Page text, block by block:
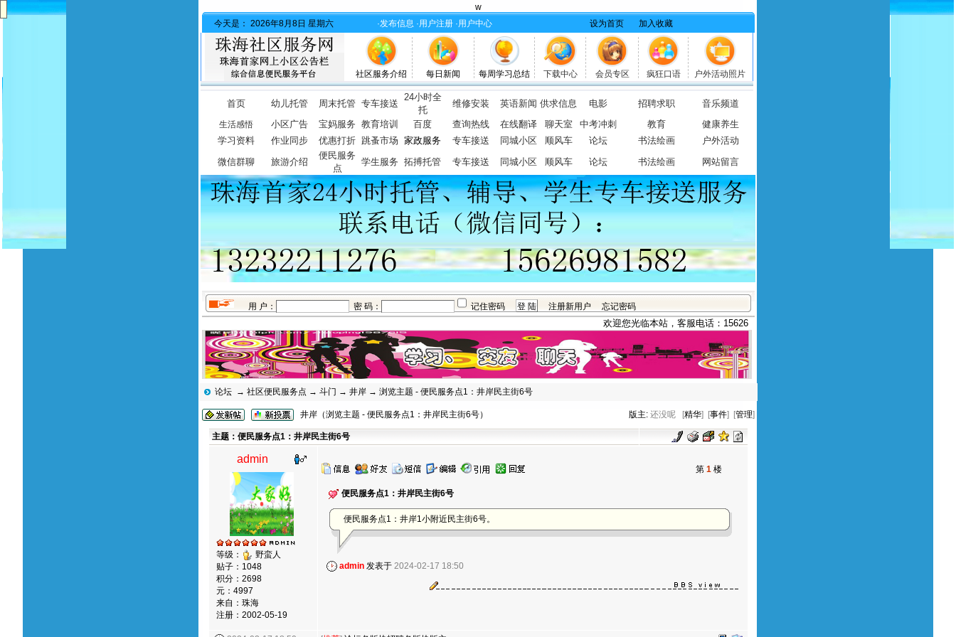
w
今天是： 2026年8月8日 星期六 ·发布信息 ·用户注册 ·用户中心 设为首页 加入收藏
社区服务介绍 每日新闻 每周学习总结 下载中心 会员专区 疯狂口语 户外活动照片
首页 幼儿托管 周末托管 专车接送
24小时全
托
维修安装 英语新闻 供求信息 电影 招聘求职 音乐频道
生活感悟 小区广告 宝妈服务 教育培训 百度 查询热线 在线翻译 聊天室 中考冲刺 教育
健康养生
学习资料
作业同步 优惠打折 跳蚤市场 家政服务 专车接送 同城小区 顺风车 论坛 书法绘画
户外活动
微信群聊
旅游介绍
便民服务
点
学生服务 拓搏托管 专车接送 同城小区 顺风车 论坛 书法绘画 网站留言
用 户： 密 码： 记住密码 注册新用户 忘记密码
欢迎您光临本站，客服电话：15626916642 13232211276
论坛→ 社区便民服务点 → 斗门 → 井岸→ 浏览主题 - 便民服务点1：井岸民主街6号
井岸（浏览主题 - 便民服务点1：井岸民主街6号） 版主: 还没呢 [精华] [事件] [管理]
主题：便民服务点1：井岸民主街6号
admin
等级：
野蛮人
贴子：1048
积分：2698
元：4997
来自：珠海
注册：2002-05-19
第 1 楼
便民服务点1：井岸民主街6号
便民服务点1：井岸1小附近民主街6号。
admin发表于 2024-02-17 18:50